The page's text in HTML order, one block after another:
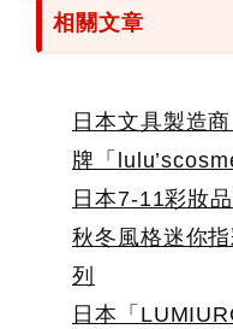
相關文章
日本文具製造
牌「
日本7-11彩妝
秋冬風格迷你
列
日本「